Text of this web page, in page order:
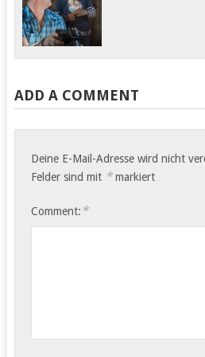
Sahambavy –
Ambalavao 80 Bike-
ADD A COMMENT
Deine E-Mail-Adresse wird nicht
Felder sind mit *markiert
Comment: *